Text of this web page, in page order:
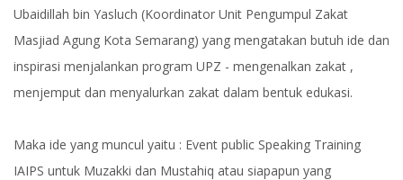
Ubaidillah bin Yasluch (Koordinator Unit Pengumpul Zakat
Masjiad Agung Kota Semarang) yang mengatakan butuh ide dan
inspirasi menjalankan program UPZ - mengenalkan zakat ,
menjemput dan menyalurkan zakat dalam bentuk edukasi.
Maka ide yang muncul yaitu : Event public Speaking Training
IAIPS untuk Muzakki dan Mustahiq atau siapapun yang